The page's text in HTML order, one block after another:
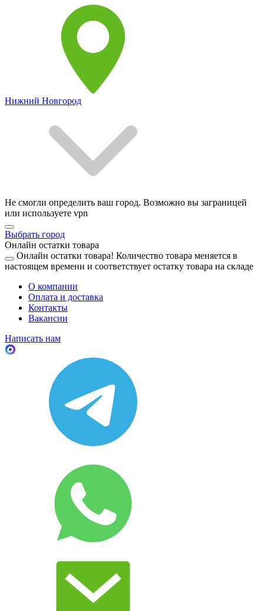
Нижний Новгород
Не смогли определить ваш город. Возможно вы заграницей
или используете vpn
Выбрать город
Онлайн остатки товара
Онлайн остатки товара! Количество товара меняется в
настоящем времени и соответствует остатку товара на складе
О компании
Оплата и доставка
Контакты
Вакансии
Написать нам